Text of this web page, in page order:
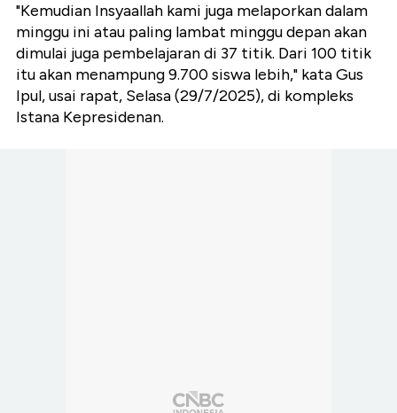
"Kemudian Insyaallah kami juga melaporkan dalam
minggu ini atau paling lambat minggu depan akan
dimulai juga pembelajaran di 37 titik. Dari 100 titik
itu akan menampung 9.700 siswa lebih," kata Gus
Ipul, usai rapat, Selasa (29/7/2025), di kompleks
Istana Kepresidenan.